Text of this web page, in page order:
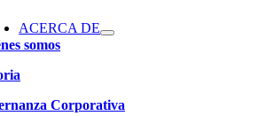
ACERCA DE
somos
Corporativa